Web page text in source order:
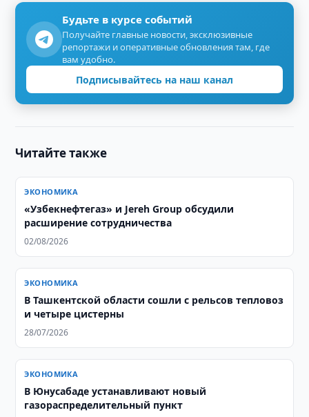
Будьте в курсе событий
Получайте главные новости, эксклюзивные
репортажи и оперативные обновления там, где
вам удобно.
Подписывайтесь на наш канал
Читайте также
ЭКОНОМИКА
«Узбекнефтегаз» и Jereh Group обсудили
расширение сотрудничества
02/08/2026
ЭКОНОМИКА
В Ташкентской области сошли с рельсов тепловоз
и четыре цистерны
28/07/2026
ЭКОНОМИКА
В Юнусабаде устанавливают новый
газораспределительный пункт